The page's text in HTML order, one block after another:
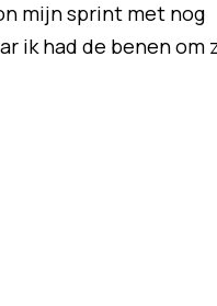
mijn sprint met nog
ik had de benen om